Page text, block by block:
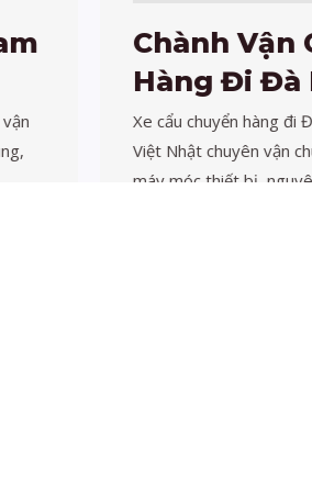
Chành Vận
Hàng Đi Đà
Xe cẩu chuyển hàng đi Đà
Việt Nhật chuyên vận chuyển
máy móc thiết bị, nguyên vật